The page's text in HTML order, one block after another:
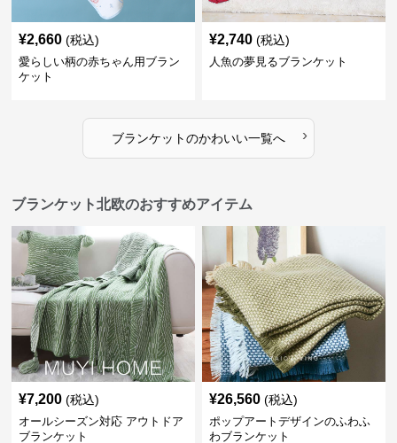
¥2,660 (税込)
愛らしい柄の赤ちゃん用ブラン
ケット
¥2,740 (税込)
人魚の夢見るブランケット
ブランケットのかわいい一覧へ ›
ブランケット北欧のおすすめアイテム
¥7,200 (税込)
オールシーズン対応 アウトドア
ブランケット
¥26,560 (税込)
ポップアートデザインのふわふ
わブランケット